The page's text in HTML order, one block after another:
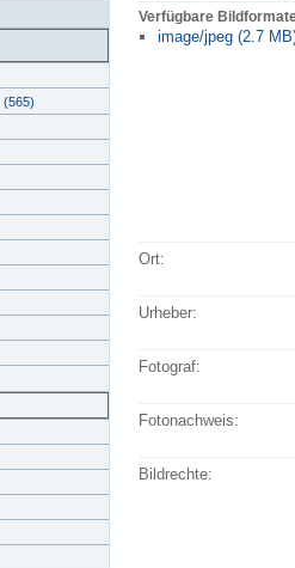
(565)
Verfügbare
image/jpeg (2.7
Ort:
Urheber:
Fotograf:
Fotonachweis:
Bildrechte: